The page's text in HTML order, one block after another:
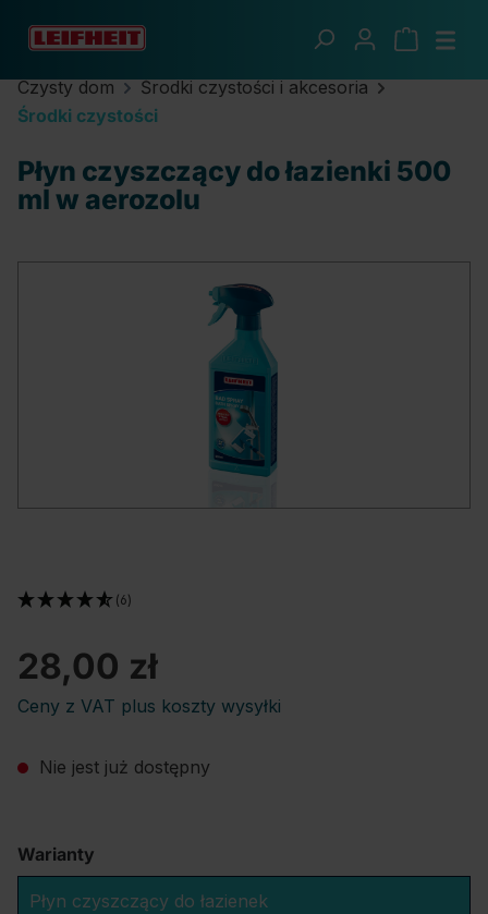
Przejdź do głównej zawartości
Czysty dom
Środki czystości i akcesoria
Środki czystości
Płyn czyszczący do łazienki 500
ml w aerozolu
28,00 zł
Ceny z VAT plus koszty wysyłki
(6)
Nie jest już dostępny
Warianty
Płyn czyszczący do łazienek